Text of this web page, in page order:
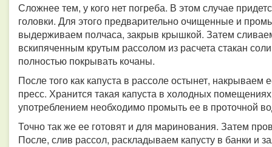
Сложнее тем, у кого нет погреба. В этом случае
головки. Для этого предварительно очищенные и
выдерживаем полчаса, закрыв крышкой. Затем
вскипяченным крутым рассолом из расчета стакан
полностью покрывать кочаны.
После того как капуста в рассоле остынет,
пресс. Хранится такая капуста в холодных
употреблением необходимо промыть ее в проточной
Точно так же ее готовят и для маринования. Затем
После, слив рассол, раскладываем капусту в банки и